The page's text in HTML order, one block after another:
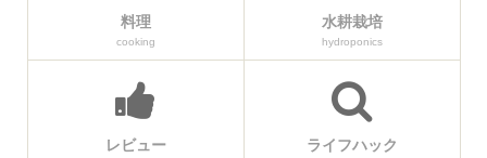
料理
cooking
水耕栽培
hydroponics
レビュー ライフハック